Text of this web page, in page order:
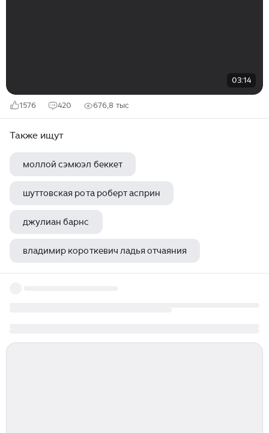
03:14
1576 420 676,8 тыс
Также ищут
моллой сэмюэл беккет
шуттовская рота роберт асприн
джулиан барнс
владимир короткевич ладья отчаяния